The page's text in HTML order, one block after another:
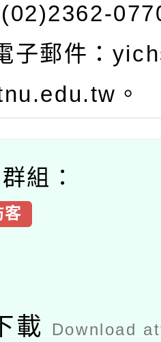
子郵件：
。
組：
客
載 Download